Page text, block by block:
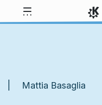
| Mattia Basaglia